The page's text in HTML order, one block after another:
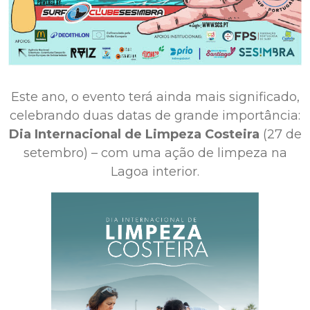
Este ano, o evento terá ainda mais significado,
celebrando duas datas de grande importância:
Dia Internacional de Limpeza Costeira (27 de
setembro) – com uma ação de limpeza na
Lagoa interior.